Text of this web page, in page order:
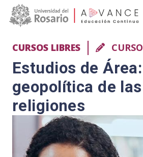
Main navigation
CURSOS LIBRES CURSO
Estudios de Área:
geopolítica de las
religiones